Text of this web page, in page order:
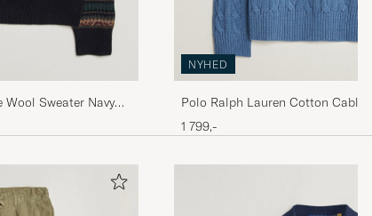
Sweater Navy
NYHED
Polo Ralph Lauren Cotton Cable
Borage Heather
1 799,-